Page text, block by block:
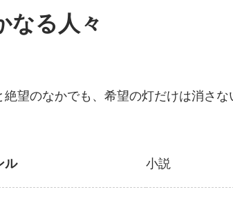
なる人々
絶望のなかでも、希望の灯だけは消さな
ル 小説